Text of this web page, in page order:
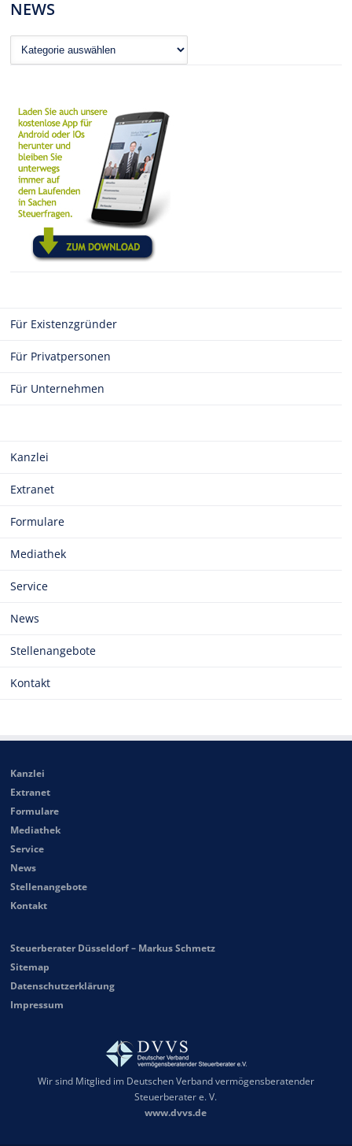
NEWS
News
Für Existenzgründer
Für Privatpersonen
Für Unternehmen
Kanzlei
Extranet
Formulare
Mediathek
Service
News
Stellenangebote
Kontakt
Kanzlei
Extranet
Formulare
Mediathek
Service
News
Stellenangebote
Kontakt
Steuerberater Düsseldorf – Markus Schmetz
Sitemap
Datenschutzerklärung
Impressum
Wir sind Mitglied im Deutschen Verband vermögensberatender
Steuerberater e. V.
www.dvvs.de